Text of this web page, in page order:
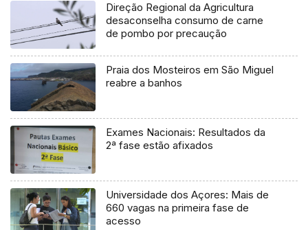
Direção Regional da Agricultura
desaconselha consumo de carne
de pombo por precaução
Praia dos Mosteiros em São Miguel
reabre a banhos
Exames Nacionais: Resultados da
2ª fase estão afixados
Universidade dos Açores: Mais de
660 vagas na primeira fase de
acesso